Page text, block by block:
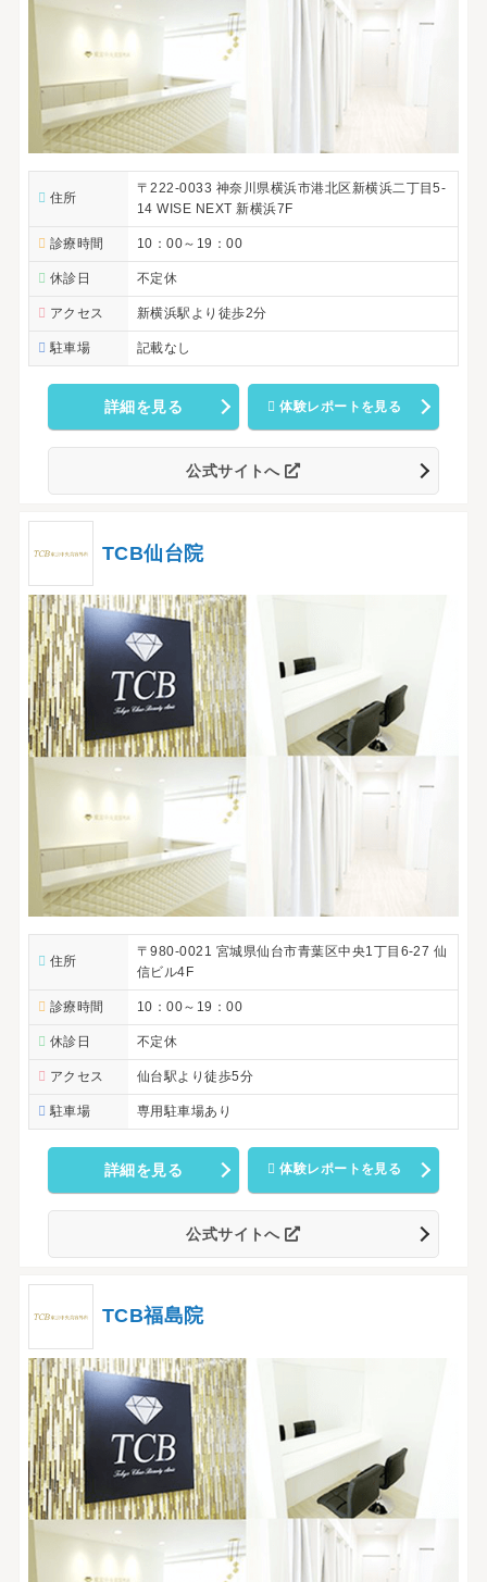
住所
〒222-0033 神奈川県横浜市港北区新横浜二丁目5-
14 WISE NEXT 新横浜7F
診療時間 10：00～19：00
休診日 不定休
アクセス 新横浜駅より徒歩2分
駐車場 記載なし
詳細を見る 体験レポートを見る
公式サイトへ
TCB仙台院
住所
〒980-0021 宮城県仙台市青葉区中央1丁目6-27 仙
信ビル4F
診療時間 10：00～19：00
休診日 不定休
アクセス 仙台駅より徒歩5分
駐車場 専用駐車場あり
詳細を見る 体験レポートを見る
公式サイトへ
TCB福島院